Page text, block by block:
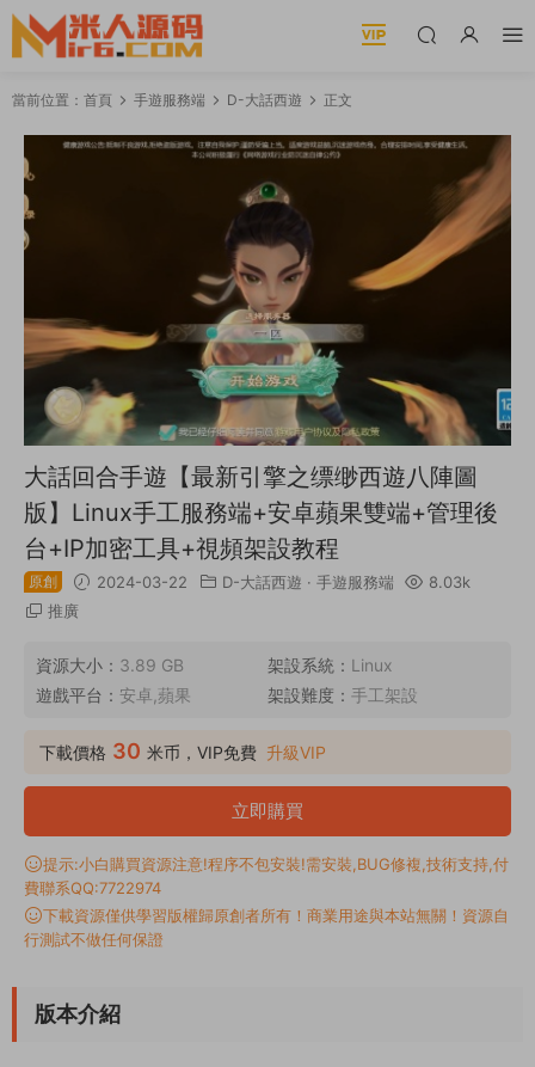
當前位置： 首頁 手遊服務端 D-大話西遊 正文
大話回合手遊【最新引擎之缥缈西遊八陣圖
版】Linux手工服務端+安卓蘋果雙端+管理後
台+IP加密工具+視頻架設教程
原創 2024-03-22 D-大話西遊 · 手遊服務端
8.03k
推廣
資源大小： 3.89 GB 架設系統： Linux
遊戲平台： 安卓,蘋果 架設難度： 手工架設
下載價格 30 米币，VIP免費 升級VIP
立即購買
提示:小白購買資源注意!程序不包安裝!需安裝,BUG修複,技術支持,付
費聯系QQ:7722974
下載資源僅供學習版權歸原創者所有！商業用途與本站無關！資源自
行測試不做任何保證
版本介紹